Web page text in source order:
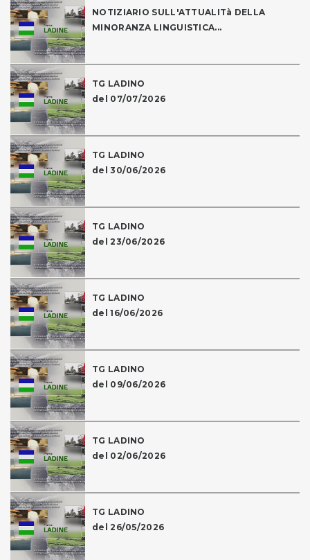
NOTIZIARIO SULL'ATTUALITà DELLA
MINORANZA LINGUISTICA...
TG LADINO
del 07/07/2026
TG LADINO
del 30/06/2026
TG LADINO
del 23/06/2026
TG LADINO
del 16/06/2026
TG LADINO
del 09/06/2026
TG LADINO
del 02/06/2026
TG LADINO
del 26/05/2026